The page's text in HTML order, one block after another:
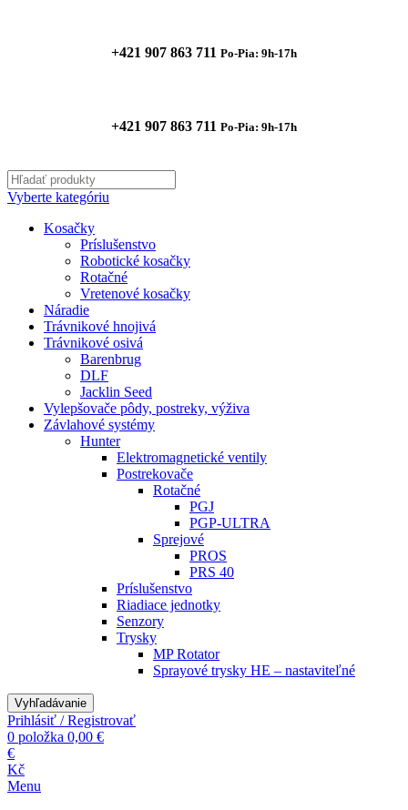
+421 907 863 711 Po-Pia: 9h-17h
+421 907 863 711 Po-Pia: 9h-17h
Vyberte kategóriu
Kosačky
Príslušenstvo
Robotické kosačky
Rotačné
Vretenové kosačky
Náradie
Trávnikové hnojivá
Trávnikové osivá
Barenbrug
DLF
Jacklin Seed
Vylepšovače pôdy, postreky, výživa
Závlahové systémy
Hunter
Elektromagnetické ventily
Postrekovače
Rotačné
PGJ
PGP-ULTRA
Sprejové
PROS
PRS 40
Príslušenstvo
Riadiace jednotky
Senzory
Trysky
MP Rotator
Sprayové trysky HE – nastaviteľné
Vyhľadávanie
Prihlásiť / Registrovať
0 položka 0,00 €
€
Kč
Menu